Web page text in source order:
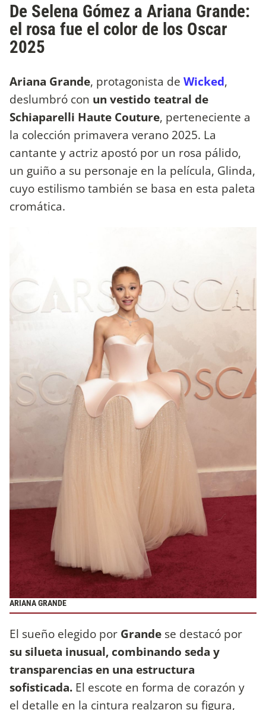
De Selena Gómez a Ariana Grande:
el rosa fue el color de los Oscar
2025
Ariana Grande, protagonista de Wicked,
deslumbró con un vestido teatral de
Schiaparelli Haute Couture, perteneciente a
la colección primavera verano 2025. La
cantante y actriz apostó por un rosa pálido,
un guiño a su personaje en la película, Glinda,
cuyo estilismo también se basa en esta paleta
cromática.
ARIANA GRANDE
El sueño elegido por Grande se destacó por
su silueta inusual, combinando seda y
transparencias en una estructura
sofisticada. El escote en forma de corazón y
el detalle en la cintura realzaron su figura,